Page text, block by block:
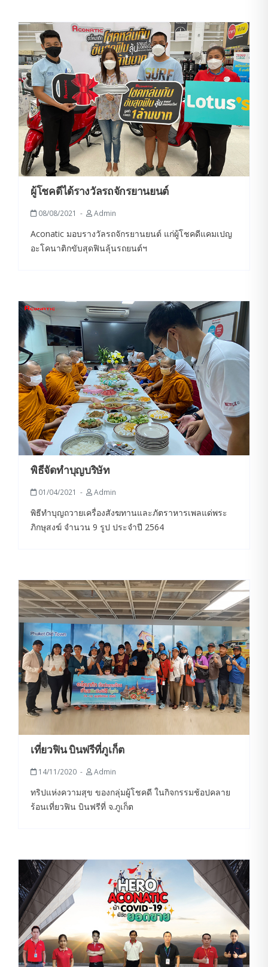
ผู้โชคดีได้รางวัลรถจักรยานยนต์
08/08/2021 Admin
Aconatic มอบรางวัลรถจักรยานยนต์ แก่ผู้โชคดีแคมเปญ
อะโคนาติกขับสุดฟินลุ้นรถยนต์ฯ
พิธีจัดทำบุญบริษัท
01/04/2021 Admin
พิธีทำบุญถวายเครื่องสังฆทานและภัตราหารเพลแด่พระ
ภิกษุสงฆ์ จำนวน 9 รูป ประจำปี 2564
เที่ยวฟิน บินฟรีที่ภูเก็ต
14/11/2020 Admin
ทริปแห่งความสุข ของกลุ่มผู้โชคดี ในกิจกรรมช้อปคลาย
ร้อนเที่ยวฟิน บินฟรีที่ จ.ภูเก็ต